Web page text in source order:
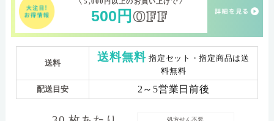
500 円 OFF
送料 送料無料 指定セット・指定商品は送
料無料
配送目安 2～5営業日前後
処方せん不要